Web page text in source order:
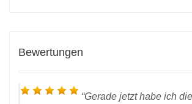
Bewertungen
Gerade jetzt habe ich die